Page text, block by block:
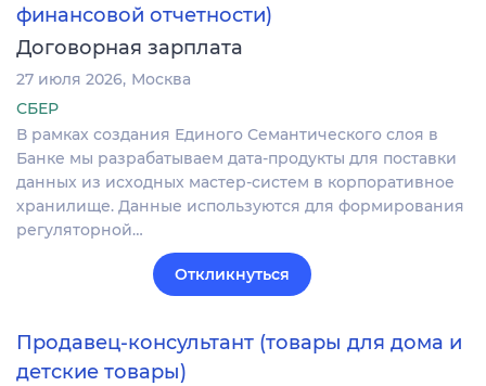
финансовой отчетности)
Договорная зарплата
27 июля 2026 Москва
СБЕР
В рамках создания Единого Семантического слоя в
Банке мы разрабатываем дата-продукты для поставки
данных из исходных мастер-систем в корпоративное
хранилище. Данные используются для формирования
регуляторной…
Откликнуться
Продавец-консультант (товары для дома и
детские товары)